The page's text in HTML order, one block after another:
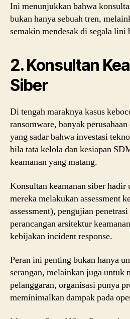
Ini menunjukkan bahwa
bukan hanya sebuah tren,
semakin mendesak di segala lini
2. Konsultan
Siber
Di tengah maraknya kasus
ransomware, banyak
yang sadar bahwa investasi
bila tata kelola dan kesiapan
keamanan yang matang.
Konsultan keamanan siber
mereka melakukan assessment
assessment), pengujian
perancangan arsitektur
kebijakan incident response.
Peran ini penting bukan hanya
serangan, melainkan juga untuk
pelanggaran, organisasi punya
meminimalkan dampak pada